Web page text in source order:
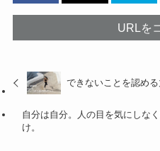
URLを
できないことを認める
自分は自分。人の目を気にしな
け。